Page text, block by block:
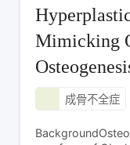
Mimicking
成骨不全症